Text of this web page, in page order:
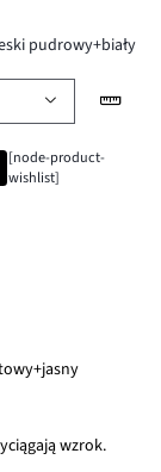
pudrowy+biały
[node-product-
wishlist]
wzrok.